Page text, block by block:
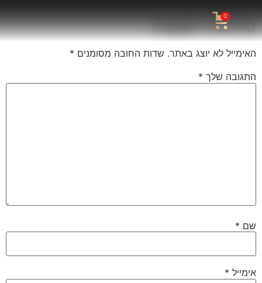
0
כתיבת תגובה
האימייל לא יוצג באתר. שדות החובה מסומנים *
התגובה שלך *
שם *
אימייל *